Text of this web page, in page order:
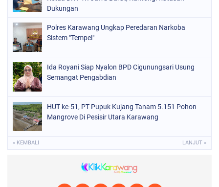
Dukungan
Polres Karawang Ungkap Peredaran Narkoba
Sistem "Tempel"
Ida Royani Siap Nyalon BPD Cigunungsari Usung
Semangat Pengabdian
HUT ke-51, PT Pupuk Kujang Tanam 5.151 Pohon
Mangrove Di Pesisir Utara Karawang
« KEMBALI LANJUT »